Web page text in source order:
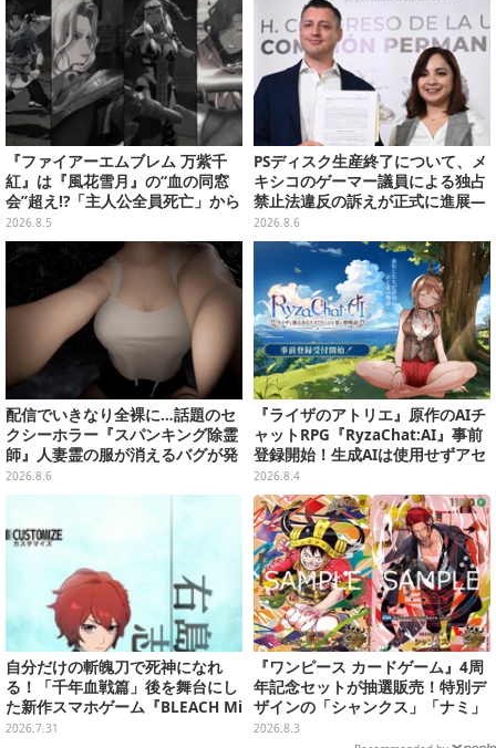
『ファイアーエムブレム 万紫千
紅』は『風花雪月』の“血の同窓
会”超え!?「主人公全員死亡」から
始まる物語は、様々なシリーズ作
を想起させる
2026.8.5
PSディスク生産終了について、メ
キシコのゲーマー議員による独占
禁止法違反の訴えが正式に進展―
「テクノロジーは自由を拡大する
ために役立つべき」
2026.8.6
配信でいきなり全裸に…話題のセ
クシーホラー『スパンキング除霊
師』人妻霊の服が消えるバグが発
生。「丸裸になる現象を泣きなが
ら修正しました」と現在はアプデ
2026.8.6
『ライザのアトリエ』原作のAIチ
ャットRPG『RyzaChat:AI』事前
登録開始！生成AIは使用せずアセ
ットはトリダモノ氏監修で人力作
成、音声もアプリ専用収録素材を
活用
2026.8.4
自分だけの斬魄刀で死神になれ
る！「千年血戦篇」後を舞台にし
た新作スマホゲーム『BLEACH Mi
rrors High』クローズドβテスト
2026.7.31
『ワンピース カードゲーム』4周
年記念セットが抽選販売！特別デ
ザインの「シャンクス」「ナミ」
など9枚のプロモカードを収録
2026.8.3